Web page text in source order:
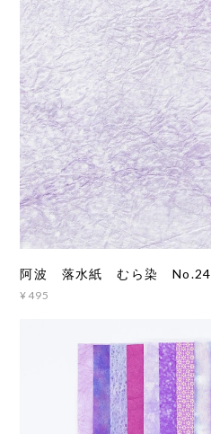
阿波 落水紙 むら染 No.24
¥495